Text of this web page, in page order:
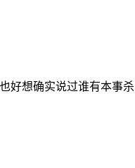
好想确实说过谁有本